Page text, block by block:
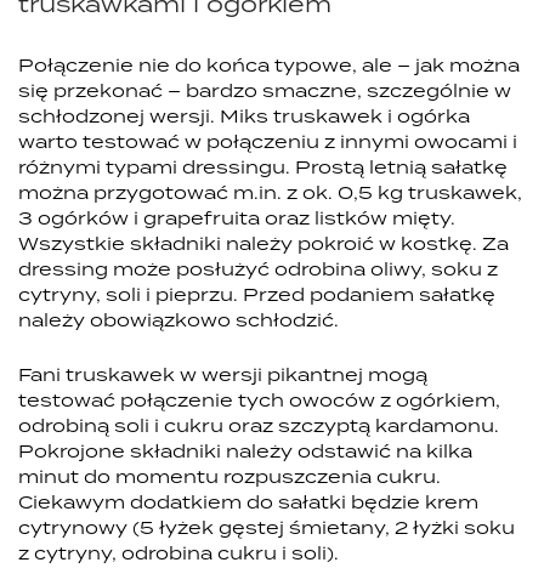
Połączenie nie do końca typowe, ale – jak można
się przekonać – bardzo smaczne, szczególnie w
schłodzonej wersji. Miks truskawek i ogórka
warto testować w połączeniu z innymi owocami i
różnymi typami dressingu. Prostą letnią sałatkę
można przygotować m.in. z ok. 0,5 kg truskawek,
3 ogórków i grapefruita oraz listków mięty.
Wszystkie składniki należy pokroić w kostkę. Za
dressing może posłużyć odrobina oliwy, soku z
cytryny, soli i pieprzu. Przed podaniem sałatkę
należy obowiązkowo schłodzić.
Fani truskawek w wersji pikantnej mogą
testować połączenie tych owoców z ogórkiem,
odrobiną soli i cukru oraz szczyptą kardamonu.
Pokrojone składniki należy odstawić na kilka
minut do momentu rozpuszczenia cukru.
Ciekawym dodatkiem do sałatki będzie krem
cytrynowy (5 łyżek gęstej śmietany, 2 łyżki soku
z cytryny, odrobina cukru i soli).